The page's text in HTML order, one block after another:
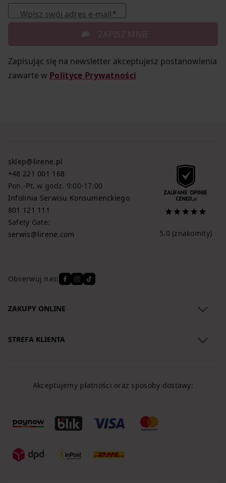
Wpisz swój adres e-mail
ZAPISZ MNIE
Zapisując się na newsletter akceptujesz postanowienia
zawarte w Polityce Prywatności
Obserwuj nas:
sklep@lirene.pl
+48 221 001 168
Pon.-Pt. w godz. 9:00-17:00
Infolinia Serwisu Konsumenckiego
801 121 111
Safety Gate:
serwis@lirene.com
Akceptujemy płatności oraz sposoby dostawy:
ZAKUPY ONLINE
Polityka Prywatności
Regulamin newslettera
Polityka Cookies
STREFA KLIENTA
Koszty dostawy
5.0 (znakomity)